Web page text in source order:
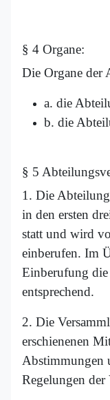
§ 4 Organe:
Die Organe der
a. die
b. die
§ 5
1. Die
in den ersten
statt und wird
einberufen. Im
Einberufung die
entsprechend.
2. Die
erschienenen
Abstimmungen
Regelungen der